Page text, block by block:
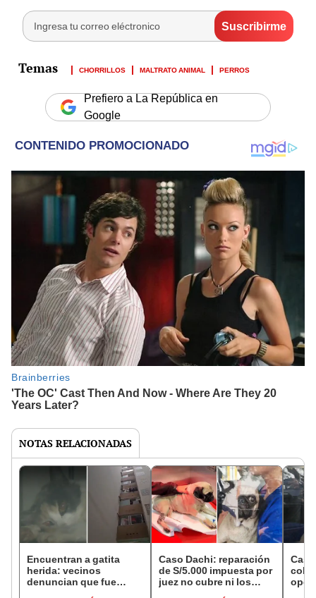
CHORRILLOS MALTRATO ANIMAL PERROS
Prefiero a La República en
Google
NOTAS RELACIONADAS
Encuentran a gatita
herida: vecinos
denuncian que fue
Caso Dachi: reparación
de S/5.000 impuesta por
juez no cubre ni los